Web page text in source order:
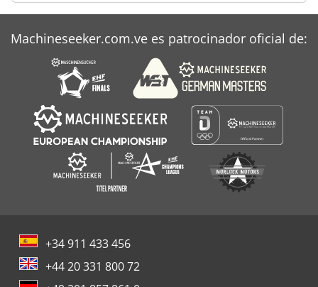
Machineseeker.com.ve es patrocinador oficial de:
+34 911 433 456
+44 20 331 800 72